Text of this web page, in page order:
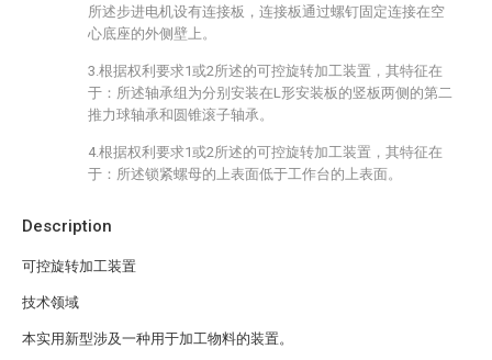
Description
可控旋转加工装置
技术领域
本实用新型涉及一种用于加工物料的装置。
所述步进电机设有连接板，连接板通过螺钉固定连接在空
心底座的外侧壁上。
3.根据权利要求1或2所述的可控旋转加工装置，其特征在
于：所述轴承组为分别安装在L形安装板的竖板两侧的第二
推力球轴承和圆锥滚子轴承。
4.根据权利要求1或2所述的可控旋转加工装置，其特征在
于：所述锁紧螺母的上表面低于工作台的上表面。